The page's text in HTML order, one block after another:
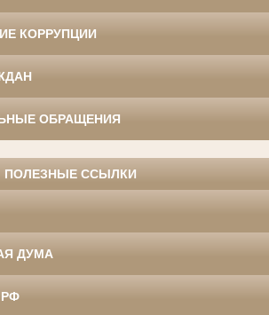
КОРРУПЦИИ
ОБРАЩЕНИЯ
ПОЛЕЗНЫЕ ССЫЛКИ
ДУМА